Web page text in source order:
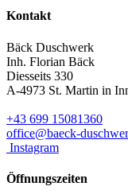
Kontakt
Bäck Duschwerk
Inh. Florian Bäck
Diesseits 330
A-4973 St. Martin in
+43 699 15081360
office@baeck-
Instagram
Öffnungszeiten